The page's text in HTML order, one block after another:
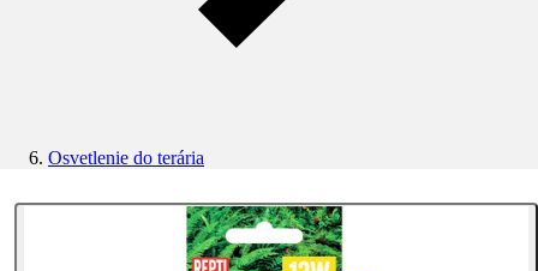
Osvetlenie do terária